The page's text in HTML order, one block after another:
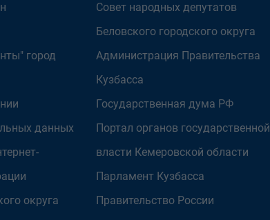
город
данных
округа
Совет народных депутатов
Беловского городского округа
Администрация Правительства
Кузбасса
Государственная дума РФ
Портал органов государственной
власти Кемеровской области
Парламент Кузбасса
Правительство России